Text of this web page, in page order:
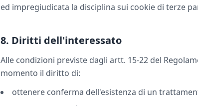
ed impregiudicata la disciplina sui cookie di terze
8. Diritti dell'interessato
Alle condizioni previste dagli artt. 15-22 del
momento il diritto di:
ottenere conferma dell'esistenza di un